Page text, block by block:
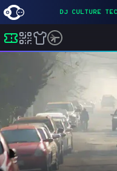
DJ CULTURE